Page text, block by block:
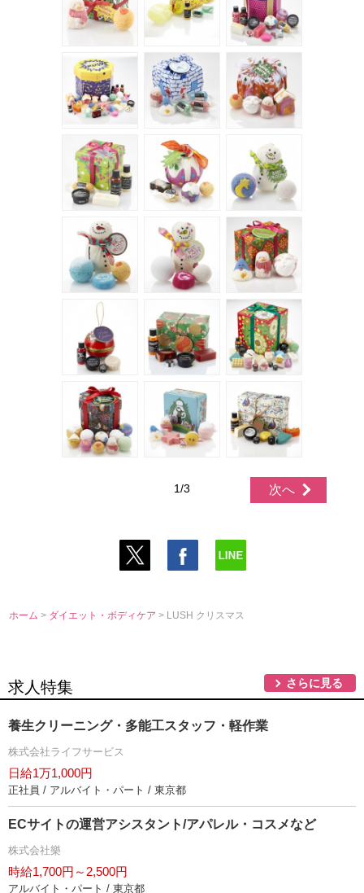
次へ
1/3
ホーム > ダイエット・ボディケア> LUSH クリスマス
求人特集 さらに見る
養生クリーニング・多能工スタッフ・軽作業
株式会社ライフサービス
日給1万1,000円
正社員 / アルバイト・パート / 東京都
ECサイトの運営アシスタント/アパレル・コスメなど
株式会社樂
時給1,700円～2,500円
アルバイト・パート / 東京都